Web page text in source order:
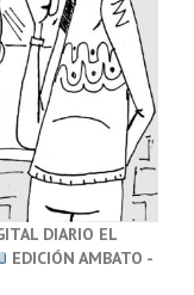
DIARIO EL
EDICIÓN AMBATO -